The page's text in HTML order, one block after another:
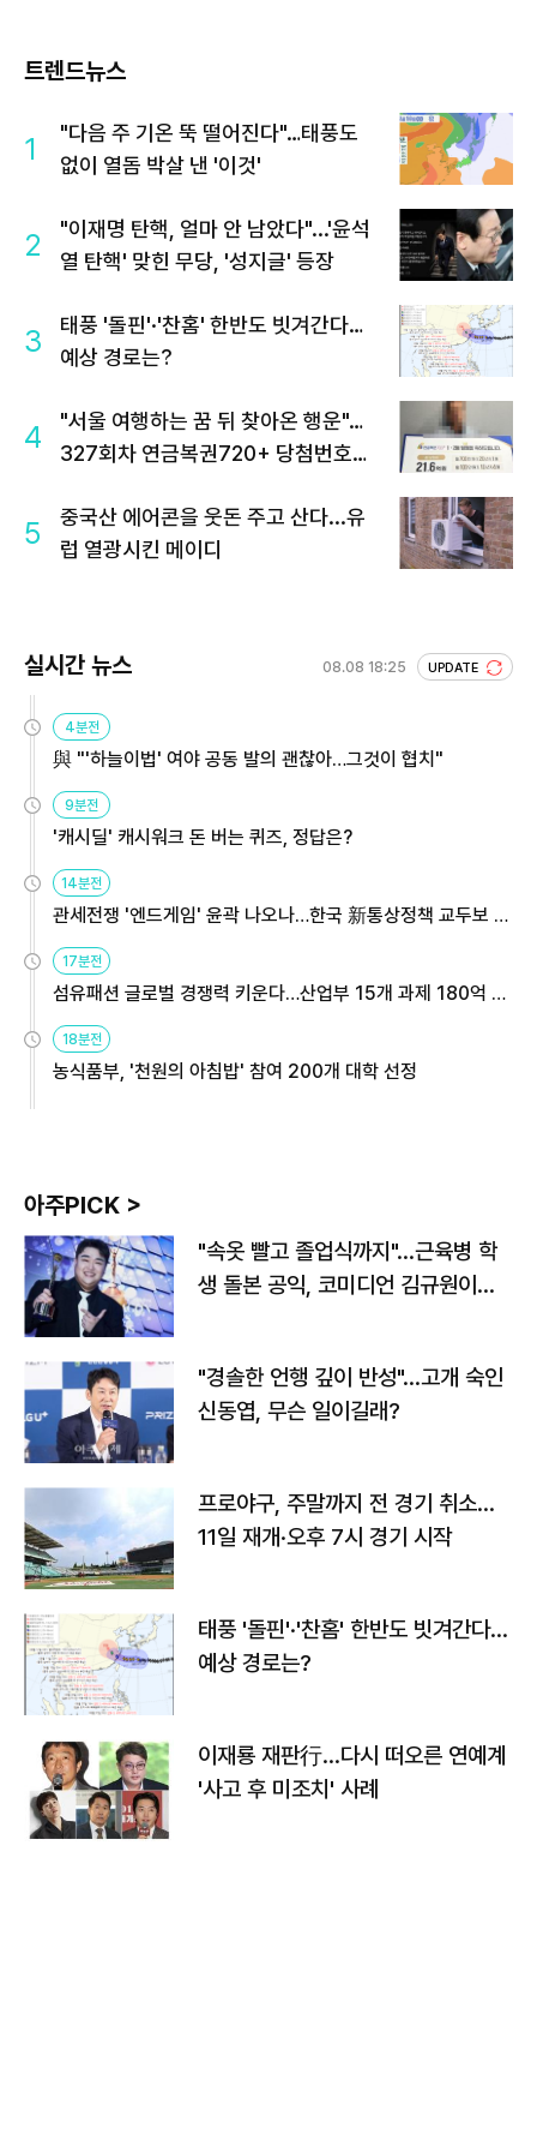
트렌드뉴스
1
"다음 주 기온 뚝 떨어진다"…태풍도
없이 열돔 박살 낸 '이것'
2
"이재명 탄핵, 얼마 안 남았다"...'윤석
열 탄핵' 맞힌 무당, '성지글' 등장
3
태풍 '돌핀'·'찬홈' 한반도 빗겨간다…
예상 경로는?
4
"서울 여행하는 꿈 뒤 찾아온 행운"…
327회차 연금복권720+ 당첨번호조
5
중국산 에어콘을 웃돈 주고 산다...유
럽 열광시킨 메이디
실시간 뉴스 08.08 18:25 UPDATE
4분전
與 "'하늘이법' 여야 공동 발의 괜찮아…그것이 협치"
9분전
'캐시딜' 캐시워크 돈 버는 퀴즈, 정답은?
14분전
관세전쟁 '엔드게임' 윤곽 나오나…한국 新통상정책 교두보 활
용해야
17분전
섬유패션 글로벌 경쟁력 키운다…산업부 15개 과제 180억 지
원
18분전
농식품부, '천원의 아침밥' 참여 200개 대학 선정
아주PICK >
"속옷 빨고 졸업식까지"…근육병 학
생 돌본 공익, 코미디언 김규원이었
"경솔한 언행 깊이 반성"…고개 숙인
신동엽, 무슨 일이길래?
프로야구, 주말까지 전 경기 취소…
11일 재개·오후 7시 경기 시작
태풍 '돌핀'·'찬홈' 한반도 빗겨간다…
예상 경로는?
이재룡 재판行…다시 떠오른 연예계
'사고 후 미조치' 사례